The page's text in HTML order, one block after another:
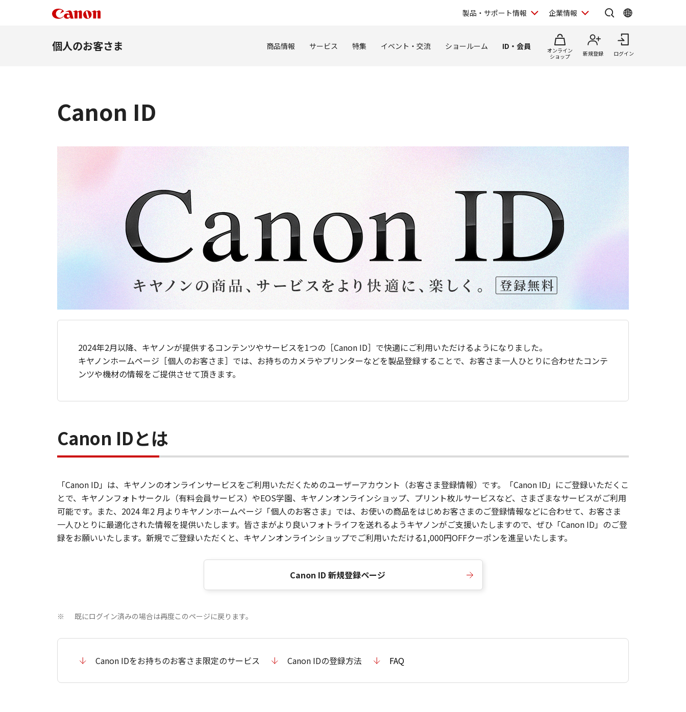
製品・サポート情報 企業情報
個人のお客さま 商品情報 サービス 特集 イベント・交流 ショールーム ID・会員
オンライン
ショップ
新規登録 ログイン
Canon ID
2024年2月以降、キヤノンが提供するコンテンツやサービスを1つの［Canon ID］で快適にご利用いただけるようになりました。
キヤノンホームページ［個人のお客さま］では、お持ちのカメラやプリンターなどを製品登録することで、お客さま一人ひとりに合わせたコンテ
ンツや機材の情報をご提供させて頂きます。
Canon IDとは
「Canon ID」は、キヤノンのオンラインサービスをご利用いただくためのユーザーアカウント（お客さま登録情報）です。「Canon ID」にご登録いただくこ
とで、キヤノンフォトサークル（有料会員サービス）やEOS学園、キヤノンオンラインショップ、プリント枚ルサービスなど、さまざまなサービスがご利用
可能です。また、2024 年2 月よりキヤノンホームページ「個人のお客さま」では、お使いの商品をはじめお客さまのご登録情報などに合わせて、お客さま
一人ひとりに最適化された情報を提供いたします。皆さまがより良いフォトライフを送れるようキヤノンがご支援いたしますので、ぜひ「Canon ID」のご登
録をお願いいたします。新規でご登録いただくと、キヤノンオンラインショップでご利用いただける1,000円OFFクーポンを進呈いたします。
Canon ID 新規登録ページ
※ 既にログイン済みの場合は再度このページに戻ります。
Canon IDをお持ちのお客さま限定のサービス Canon IDの登録方法 FAQ